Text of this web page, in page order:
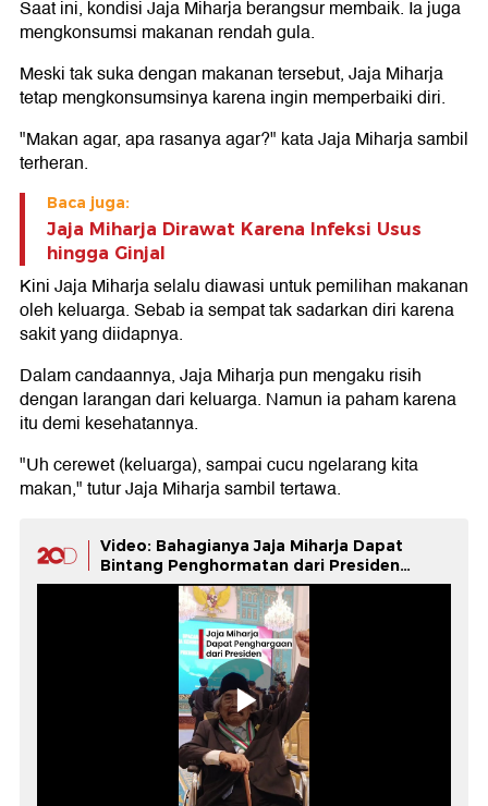
Saat ini, kondisi Jaja Miharja berangsur membaik. Ia juga
mengkonsumsi makanan rendah gula.
Meski tak suka dengan makanan tersebut, Jaja Miharja
tetap mengkonsumsinya karena ingin memperbaiki diri.
"Makan agar, apa rasanya agar?" kata Jaja Miharja sambil
terheran.
Baca juga:
Jaja Miharja Dirawat Karena Infeksi Usus
hingga Ginjal
Kini Jaja Miharja selalu diawasi untuk pemilihan makanan
oleh keluarga. Sebab ia sempat tak sadarkan diri karena
sakit yang diidapnya.
Dalam candaannya, Jaja Miharja pun mengaku risih
dengan larangan dari keluarga. Namun ia paham karena
itu demi kesehatannya.
"Uh cerewet (keluarga), sampai cucu ngelarang kita
makan," tutur Jaja Miharja sambil tertawa.
Video: Bahagianya Jaja Miharja Dapat
Bintang Penghormatan dari Presiden
Prabowo